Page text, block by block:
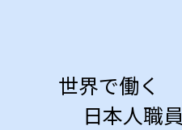
世界で働く
日本人職員